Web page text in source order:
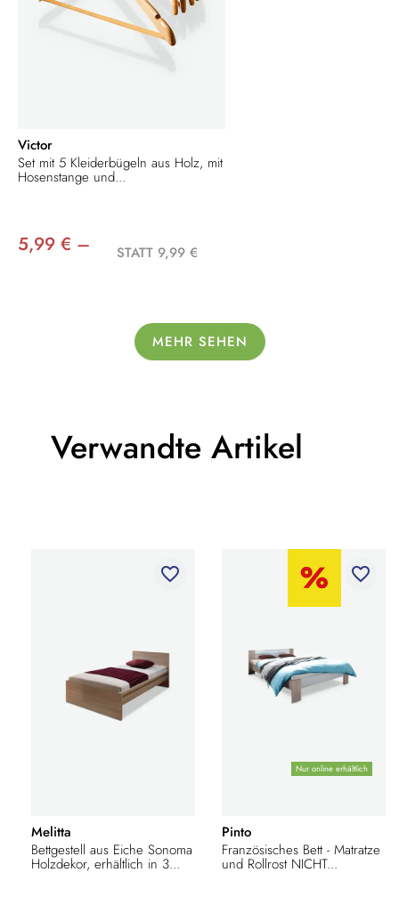
Victor
Set mit 5 Kleiderbügeln aus Holz, mit
Hosenstange und...
5,99 € – STATT 9,99 €
MEHR SEHEN
Verwandte Artikel
favorite_border
Melitta
Bettgestell aus Eiche Sonoma
Holzdekor, erhältlich in 3...
Nur online erhältlich
favorite_border
Pinto
Französisches Bett - Matratze
und Rollrost NICHT...